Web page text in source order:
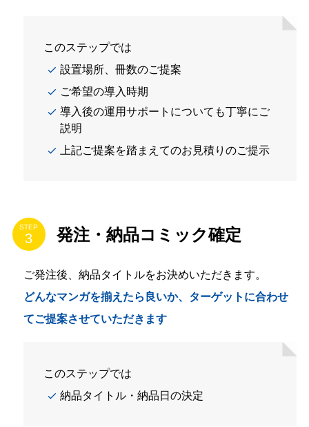
このステップでは
設置場所、冊数のご提案
ご希望の導入時期
導入後の運用サポートについても丁寧にご
説明
上記ご提案を踏まえてのお見積りのご提示
STEP 発注・納品コミック確定
ご発注後、納品タイトルをお決めいただきます。
どんなマンガを揃えたら良いか、ターゲットに合わせ
てご提案させていただきます
このステップでは
納品タイトル・納品日の決定